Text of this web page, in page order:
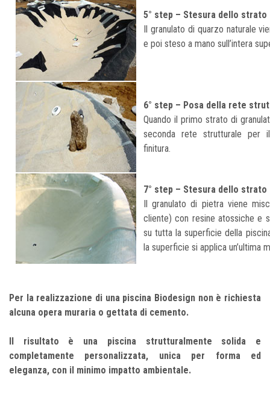
5° step – Stesura dello
Il granulato di quarzo naturale
e poi steso a mano sull’intera
6° step – Posa della rete
Quando il primo strato di
seconda rete strutturale per
finitura.
7° step – Stesura dello
Il granulato di pietra viene
cliente) con resine atossiche e
su tutta la superficie della
la superficie si applica un’ultima
Per la realizzazione di una piscina Biodesign non è richiesta
alcuna opera muraria o gettata di cemento.
Il risultato è una piscina strutturalmente solida e
completamente personalizzata, unica per forma ed
eleganza, con il minimo impatto ambientale.